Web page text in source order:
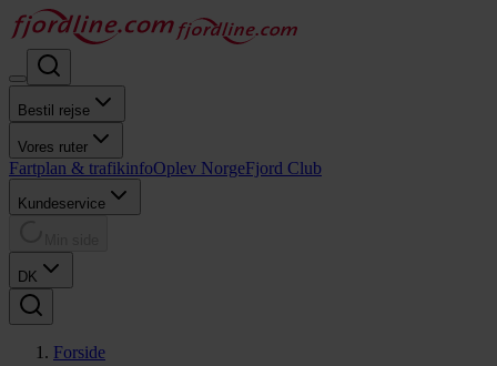
Bestil rejse
Vores ruter
Fartplan & trafikinfoOplev NorgeFjord Club
Kundeservice
DK
Forside